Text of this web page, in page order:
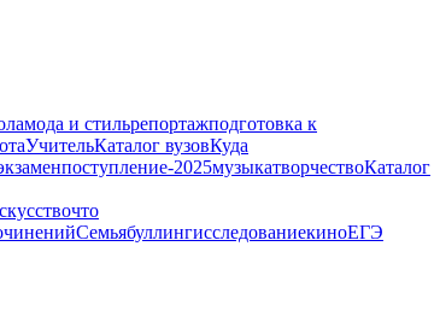
мода и стильрепортажподготовка к
УчительКаталог вузовКуда
поступление-2025музыкатворчествоКаталог
что
СемьябуллингисследованиекиноЕГЭ